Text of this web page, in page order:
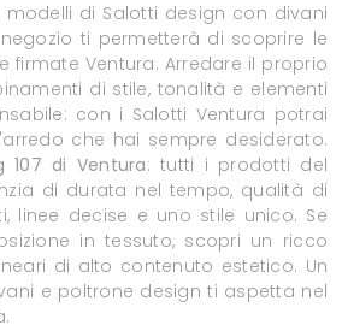
modelli di Salotti design con divani
ti permetterà di scoprire le
firmate Ventura. Arredare il proprio
di stile, tonalità e elementi
con i Salotti Ventura potrai
che hai sempre desiderato.
107 di Ventura: tutti i prodotti del
di durata nel tempo, qualità di
linee decise e uno stile unico. Se
in tessuto, scopri un ricco
di alto contenuto estetico. Un
e poltrone design ti aspetta nel